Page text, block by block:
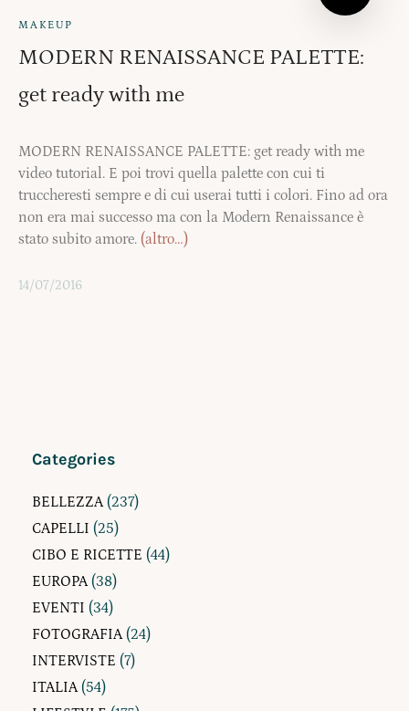
MAKEUP
MODERN RENAISSANCE PALETTE:
get ready with me
MODERN RENAISSANCE PALETTE: get ready with me
video tutorial. E poi trovi quella palette con cui ti
truccheresti sempre e di cui userai tutti i colori. Fino ad ora
non era mai successo ma con la Modern Renaissance è
stato subito amore. (altro…)
14/07/2016
Categories
BELLEZZA(237)
CAPELLI (25)
CIBO E RICETTE (44)
EUROPA(38)
EVENTI (34)
FOTOGRAFIA(24)
INTERVISTE (7)
ITALIA(54)